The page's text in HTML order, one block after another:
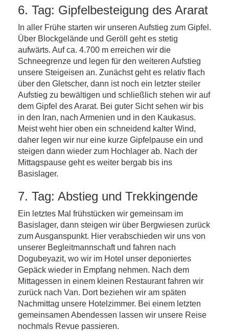
6. Tag: Gipfelbesteigung des Ararat
In aller Frühe starten wir unseren Aufstieg zum Gipfel.
Über Blockgelände und Geröll geht es stetig
aufwärts. Auf ca. 4.700 m erreichen wir die
Schneegrenze und legen für den weiteren Aufstieg
unsere Steigeisen an. Zunächst geht es relativ flach
über den Gletscher, dann ist noch ein letzter steiler
Aufstieg zu bewältigen und schließlich stehen wir auf
dem Gipfel des Ararat. Bei guter Sicht sehen wir bis
in den Iran, nach Armenien und in den Kaukasus.
Meist weht hier oben ein schneidend kalter Wind,
daher legen wir nur eine kurze Gipfelpause ein und
steigen dann wieder zum Hochlager ab. Nach der
Mittagspause geht es weiter bergab bis ins
Basislager.
7. Tag: Abstieg und Trekkingende
Ein letztes Mal frühstücken wir gemeinsam im
Basislager, dann steigen wir über Bergwiesen zurück
zum Ausganspunkt. Hier verabschieden wir uns von
unserer Begleitmannschaft und fahren nach
Dogubeyazit, wo wir im Hotel unser deponiertes
Gepäck wieder in Empfang nehmen. Nach dem
Mittagessen in einem kleinen Restaurant fahren wir
zurück nach Van. Dort beziehen wir am späten
Nachmittag unsere Hotelzimmer. Bei einem letzten
gemeinsamen Abendessen lassen wir unsere Reise
nochmals Revue passieren.